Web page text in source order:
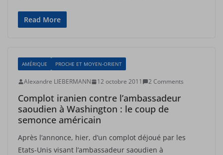
Read More
AMÉRIQUE PROCHE ET MOYEN-ORIENT
Alexandre LIEBERMANN 12 octobre 2011 2 Comments
Complot iranien contre l’ambassadeur
saoudien à Washington : le coup de
semonce américain
Après l’annonce, hier, d’un complot déjoué par les
Etats-Unis visant l’ambassadeur saoudien à